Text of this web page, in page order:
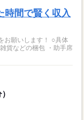
間で賢く収入
いします！ ○具体
貨などの梱包 ・助手席